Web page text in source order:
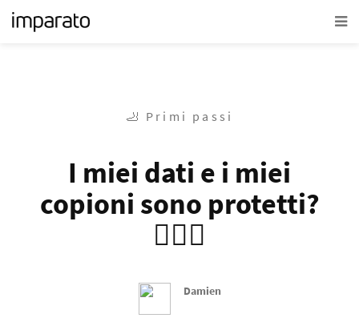
🦶 Primi passi
I miei dati e i miei
copioni sono protetti?
👮🏻‍♂️
Damien